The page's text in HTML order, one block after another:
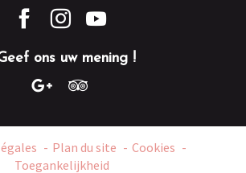
ons uw mening !
Plan du site
Cookies
Toegankelijkheid